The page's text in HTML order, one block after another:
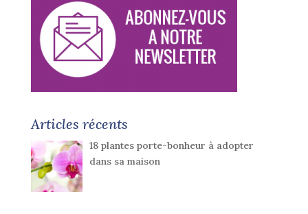
Articles récents
18 plantes porte-bonheur à adopter
dans sa maison